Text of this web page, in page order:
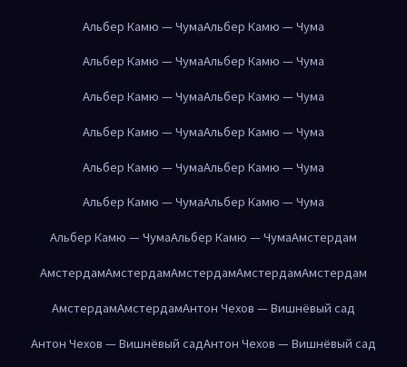
Альбер Камю — ЧумаАльбер Камю — Чума
Альбер Камю — ЧумаАльбер Камю — Чума
Альбер Камю — ЧумаАльбер Камю — Чума
Альбер Камю — ЧумаАльбер Камю — Чума
Альбер Камю — ЧумаАльбер Камю — Чума
Альбер Камю — ЧумаАльбер Камю — Чума
Альбер Камю — ЧумаАльбер Камю — ЧумаАмстердам
АмстердамАмстердамАмстердамАмстердамАмстердам
АмстердамАмстердамАнтон Чехов — Вишнёвый сад
Антон Чехов — Вишнёвый садАнтон Чехов — Вишнёвый сад